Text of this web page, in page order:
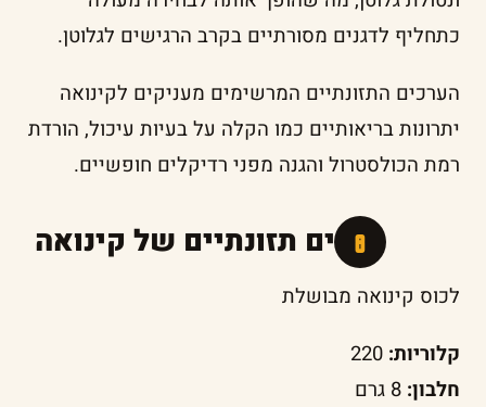
כתחליף לדגנים מסורתיים בקרב הרגישים לגלוטן.
הערכים התזונתיים המרשימים מעניקים לקינואה
יתרונות בריאותיים כמו הקלה על בעיות עיכול, הורדת
רמת הכולסטרול והגנה מפני רדיקלים חופשיים.
ערכים תזונתיים של קינואה
לכוס קינואה מבושלת
קלוריות:
חלבון: